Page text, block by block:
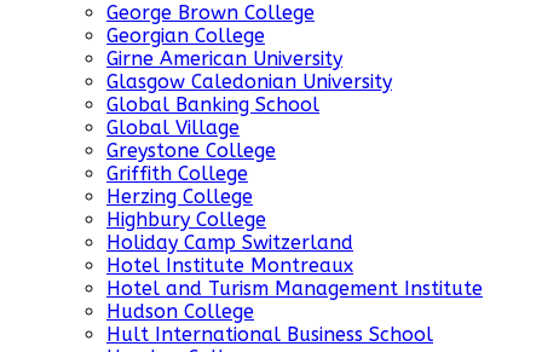
George Brown College
Georgian College
Girne American University
Glasgow Caledonian University
Global Banking School
Global Village
Greystone College
Griffith College
Herzing College
Highbury College
Holiday Camp Switzerland
Hotel Institute Montreaux
Hotel and Turism Management Institute
Hudson College
Hult International Business School